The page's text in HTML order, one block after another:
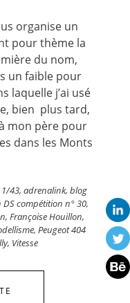
organise un
pour thème la
du nom,
un faible pour
laquelle j’ai usé
bien plus tard,
mon père pour
dans les Monts
1/43, adrenalink, blog
DS compétition n° 30,
, Françoise Houillon,
, Peugeot 404
, Vitesse